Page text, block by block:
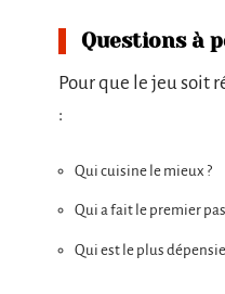
Questions à
Pour que le jeu soit
:
Qui cuisine le mieux ?
Qui a fait le premier pas
Qui est le plus